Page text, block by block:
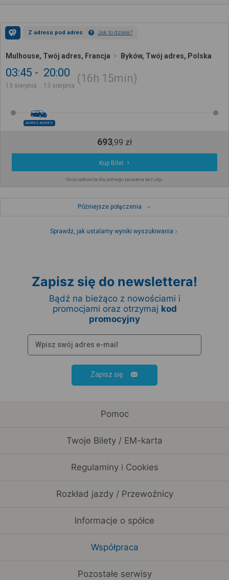
Z adresu pod adres Jak to działa?
Mulhouse, Twój adres, Francja Byków, Twój adres, Polska
03:45
13 sierpnia
20:00
13 sierpnia
16h 15min
ADRES-ADRES
693,99 zł
Kup Bilet
Cena całkowita dla jednego pasażera bez ulgi
Późniejsze połączenia
Sprawdź, jak ustalamy wyniki wyszukiwania
Zapisz się do newslettera!
Bądź na bieżąco z nowościami i
promocjami oraz otrzymaj kod
promocyjny
Zapisz się
Pomoc
Twoje Bilety / EM-karta
Regulaminy i Cookies
Rozkład jazdy / Przewoźnicy
Informacje o spółce
Współpraca
Pozostałe serwisy